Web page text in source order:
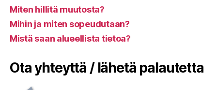
Miten hillitä muutosta?
Mihin ja miten sopeudutaan?
Mistä saan alueellista tietoa?
Ota yhteyttä / lähetä palautetta